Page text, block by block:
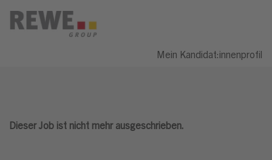
Mein Kandidat:innenprofil
Dieser Job ist nicht mehr ausgeschrieben.